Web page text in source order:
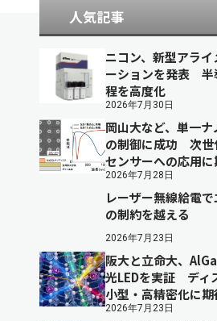
人気記事
ニコン、新型アラ
ーションを発表 半
程を高度化
2026年7月30日
岡山大など、単一
の制御に成功 次世
センサーへの応用に
2026年7月28日
レーザー無線給電
の制約を越える
2026年7月23日
阪大と立命大、
光LEDを実証 ディ
小型・高精密化に期
2026年7月23日